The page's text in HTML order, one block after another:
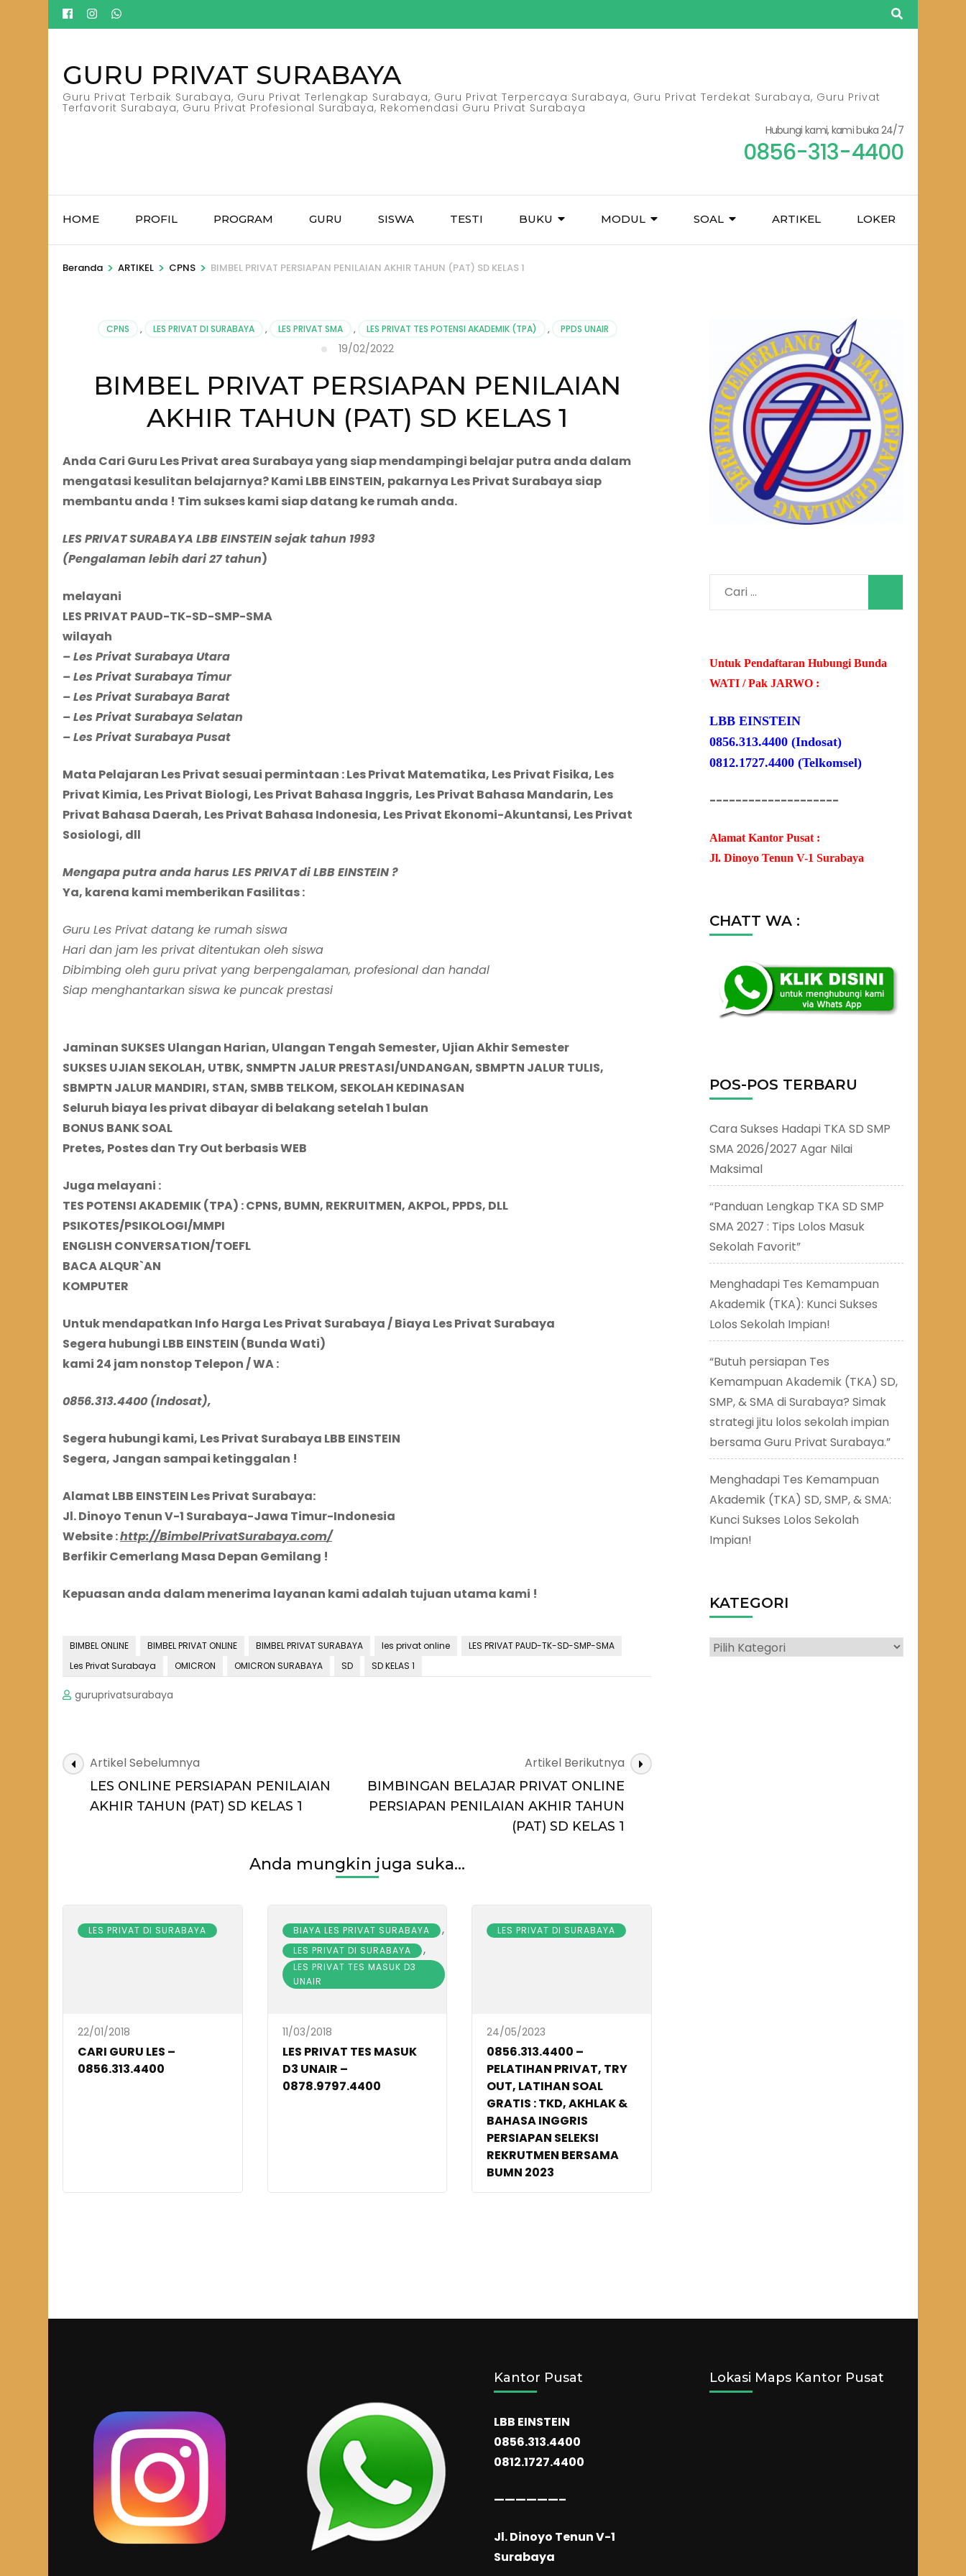
Lompat
ke
(Tekan
Enter)
GURU PRIVAT SURABAYA
Guru Privat Terbaik Surabaya, Guru Privat Terlengkap Surabaya, Guru Privat Terpercaya Surabaya, Guru Privat Terdekat Surabaya, Guru Privat
Terfavorit Surabaya, Guru Privat Profesional Surabaya, Rekomendasi Guru Privat Surabaya
Hubungi kami, kami buka 24/7
0856-313-4400
HOME PROFIL PROGRAM GURU SISWA TESTI BUKU MODUL SOAL ARTIKEL LOKER
Beranda > ARTIKEL > CPNS > BIMBEL PRIVAT PERSIAPAN PENILAIAN AKHIR TAHUN (PAT) SD KELAS 1
CPNS , LES PRIVAT DI SURABAYA , LES PRIVAT SMA , LES PRIVAT TES POTENSI AKADEMIK (TPA) , PPDS UNAIR
19/02/2022
BIMBEL PRIVAT PERSIAPAN PENILAIAN
AKHIR TAHUN (PAT) SD KELAS 1
Anda Cari Guru Les Privat area Surabaya yang siap mendampingi belajar putra anda dalam
mengatasi kesulitan belajarnya? Kami LBB EINSTEIN, pakarnya Les Privat Surabaya siap
membantu anda ! Tim sukses kami siap datang ke rumah anda.
LES PRIVAT SURABAYA LBB EINSTEIN sejak tahun 1993
(Pengalaman lebih dari 27 tahun)
melayani
LES PRIVAT PAUD-TK-SD-SMP-SMA
wilayah
– Les Privat Surabaya Utara
– Les Privat Surabaya Timur
– Les Privat Surabaya Barat
– Les Privat Surabaya Selatan
– Les Privat Surabaya Pusat
Mata Pelajaran Les Privat sesuai permintaan : Les Privat Matematika, Les Privat Fisika, Les
Privat Kimia, Les Privat Biologi, Les Privat Bahasa Inggris, Les Privat Bahasa Mandarin, Les
Privat Bahasa Daerah, Les Privat Bahasa Indonesia, Les Privat Ekonomi-Akuntansi, Les Privat
Sosiologi, dll
Mengapa putra anda harus LES PRIVAT di LBB EINSTEIN ?
Ya, karena kami memberikan Fasilitas :
Guru Les Privat datang ke rumah siswa
Hari dan jam les privat ditentukan oleh siswa
Dibimbing oleh guru privat yang berpengalaman, profesional dan handal
Siap menghantarkan siswa ke puncak prestasi
Jaminan SUKSES Ulangan Harian, Ulangan Tengah Semester, Ujian Akhir Semester
SUKSES UJIAN SEKOLAH, UTBK, SNMPTN JALUR PRESTASI/UNDANGAN, SBMPTN JALUR TULIS,
SBMPTN JALUR MANDIRI, STAN, SMBB TELKOM, SEKOLAH KEDINASAN
Seluruh biaya les privat dibayar di belakang setelah 1 bulan
BONUS BANK SOAL
Pretes, Postes dan Try Out berbasis WEB
Juga melayani :
TES POTENSI AKADEMIK (TPA) : CPNS, BUMN, REKRUITMEN, AKPOL, PPDS, DLL
PSIKOTES/PSIKOLOGI/MMPI
ENGLISH CONVERSATION/TOEFL
BACA ALQUR`AN
KOMPUTER
Untuk mendapatkan Info Harga Les Privat Surabaya / Biaya Les Privat Surabaya
Segera hubungi LBB EINSTEIN (Bunda Wati)
kami 24 jam nonstop Telepon/ WA:
0856.313.4400 (Indosat),
Segera hubungi kami, Les Privat Surabaya LBB EINSTEIN
Segera, Jangan sampai ketinggalan !
Alamat LBB EINSTEIN Les Privat Surabaya:
Jl. Dinoyo Tenun V-1 Surabaya-Jawa Timur-Indonesia
Website :http://BimbelPrivatSurabaya.com/
Berfikir Cemerlang Masa Depan Gemilang !
Kepuasan anda dalam menerima layanan kami adalah tujuan utama kami !
BIMBEL ONLINE BIMBEL PRIVAT ONLINE BIMBEL PRIVAT SURABAYA les privat online
LES PRIVAT PAUD-TK-SD-SMP-SMA
Les Privat Surabaya
OMICRON OMICRON SURABAYA SD SD KELAS 1
guruprivatsurabaya
Navigasi
Artikel
Artikel Sebelumnya
LES ONLINE PERSIAPAN PENILAIAN
AKHIR TAHUN (PAT) SD KELAS 1
Artikel Berikutnya
BIMBINGAN BELAJAR PRIVAT ONLINE
PERSIAPAN PENILAIAN AKHIR TAHUN
(PAT) SD KELAS 1
Anda mungkin juga suka...
LES PRIVAT DI SURABAYA
22/01/2018
CARI GURU LES –
0856.313.4400
BIAYA LES PRIVAT SURABAYA ,
LES PRIVAT DI SURABAYA ,
LES PRIVAT TES MASUK D3
UNAIR
11/03/2018
LES PRIVAT TES MASUK
D3 UNAIR –
0878.9797.4400
LES PRIVAT DI SURABAYA
24/05/2023
0856.313.4400 –
PELATIHAN PRIVAT, TRY
OUT, LATIHAN SOAL
GRATIS : TKD, AKHLAK &
BAHASA INGGRIS
PERSIAPAN SELEKSI
REKRUTMEN BERSAMA
BUMN 2023
Cari
untuk:
Untuk Pendaftaran Hubungi Bunda
WATI / Pak JARWO :
LBB EINSTEIN
0856.313.4400 (Indosat)
0812.1727.4400 (Telkomsel)
--------------------
Alamat Kantor Pusat :
Jl. Dinoyo Tenun V-1 Surabaya
CHATT WA :
POS-POS TERBARU
Cara Sukses Hadapi TKA SD SMP
SMA 2026/2027 Agar Nilai
Maksimal
“Panduan Lengkap TKA SD SMP
SMA 2027 : Tips Lolos Masuk
Sekolah Favorit”
Menghadapi Tes Kemampuan
Akademik (TKA): Kunci Sukses
Lolos Sekolah Impian!
“Butuh persiapan Tes
Kemampuan Akademik (TKA) SD,
SMP, & SMA di Surabaya? Simak
strategi jitu lolos sekolah impian
bersama Guru Privat Surabaya.”
Menghadapi Tes Kemampuan
Akademik (TKA) SD, SMP, & SMA:
Kunci Sukses Lolos Sekolah
Impian!
KATEGORI
Kategori
Kantor Pusat
LBB EINSTEIN
0856.313.4400
0812.1727.4400
——————–
Jl. Dinoyo Tenun V-1
Surabaya
Lokasi Maps Kantor Pusat